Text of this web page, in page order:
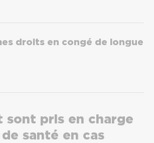
droits en congé de longue
sont pris en charge
santé en cas